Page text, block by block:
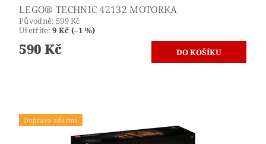
LEGO® TECHNIC 42132 MOTORKA
Původně: 599 Kč
Ušetříte:9 Kč (–1 %)
590 Kč
Doprava zdarma